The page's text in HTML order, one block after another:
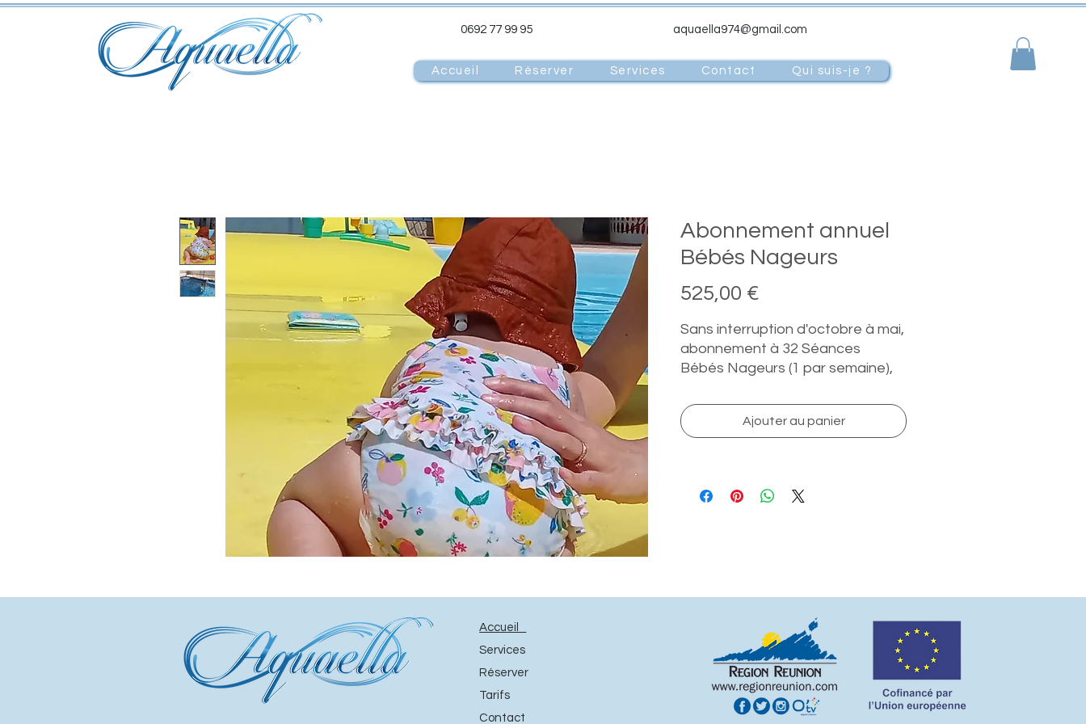
0692 77 99 95 aquaella974@gmail.com
Accueil Réserver Services Contact Qui suis-je ?
Abonnement annuel
Bébés Nageurs
525,00 €
Sans interruption d'octobre à mai,
abonnement à 32 Séances
Bébés Nageurs (1 par semaine),
votre enfant évoluerez en
collectif (maximum 10 enfants)
Ajouter au panier
Accueil
Services
Réserver
Tarifs
Contact